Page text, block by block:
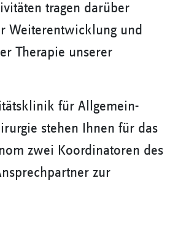
tragen darüber
Weiterentwicklung und
Therapie unserer
für Allgemein-
stehen Ihnen für das
zwei Koordinatoren des
zur